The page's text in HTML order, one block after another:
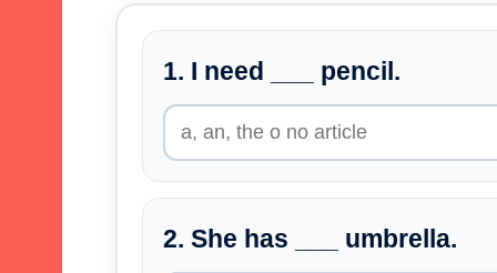
1. I need ___ pencil.
2. She has ___ umbrella.